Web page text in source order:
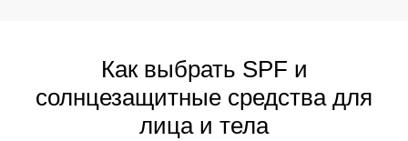
Как выбрать SPF и
солнцезащитные средства для
лица и тела